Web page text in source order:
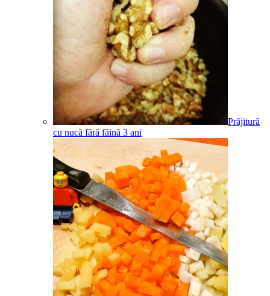
Prăjitură
cu nucă fără făină 3 ani